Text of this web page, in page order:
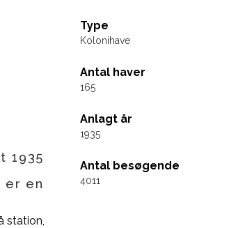
1935
er en
station,
Type
Kolonihave
Antal haver
165
Anlagt år
1935
Antal besøgende
4011